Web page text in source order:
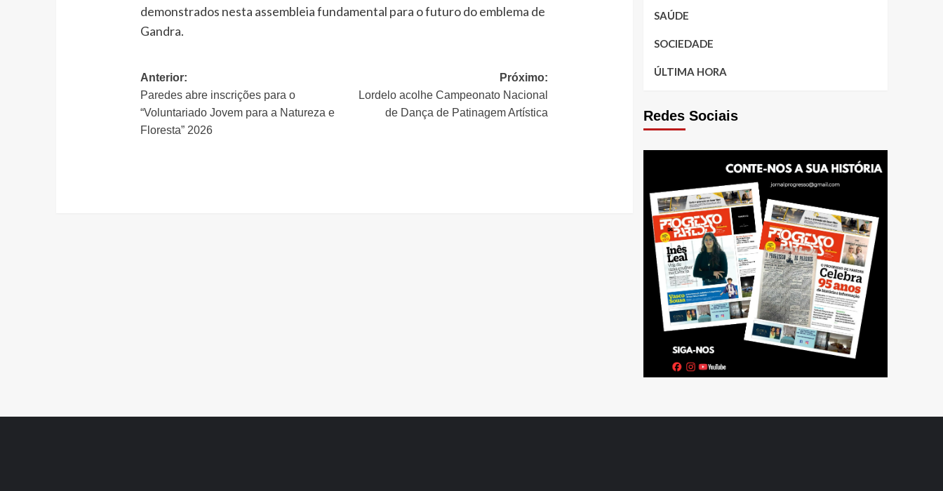
demonstrados nesta assembleia fundamental para o futuro do emblema de
Gandra.
Navegação
de
artigos
Anterior:
Paredes abre inscrições para o
“Voluntariado Jovem para a Natureza e
Floresta” 2026
Próximo:
Lordelo acolhe Campeonato Nacional
de Dança de Patinagem Artística
SAÚDE
SOCIEDADE
ÚLTIMA HORA
Redes Sociais